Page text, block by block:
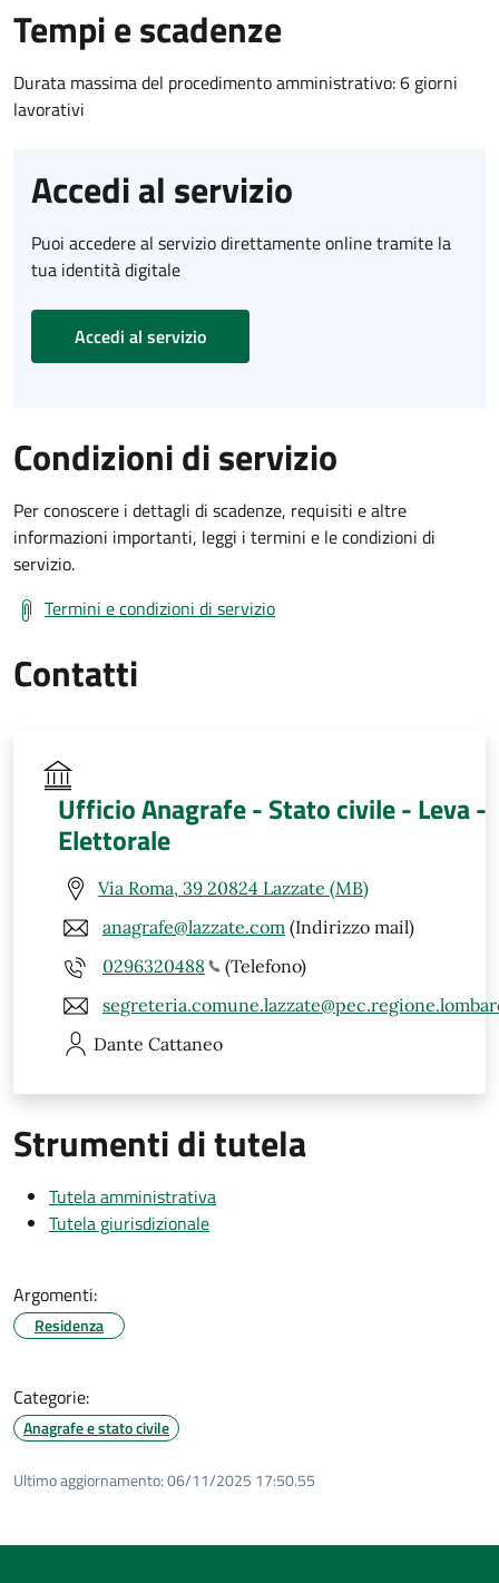
Tempi e scadenze
Durata massima del procedimento amministrativo: 6 giorni
lavorativi
Accedi al servizio
Puoi accedere al servizio direttamente online tramite la
tua identità digitale
Accedi al servizio
Condizioni di servizio
Per conoscere i dettagli di scadenze, requisiti e altre
informazioni importanti, leggi i termini e le condizioni di
servizio.
Termini e condizioni di servizio
Contatti
Ufficio Anagrafe - Stato civile - Leva -
Elettorale
Via Roma, 39 20824 Lazzate (MB)
anagrafe@lazzate.com (Indirizzo mail)
0296320488
(Telefono)
Dante Cattaneo
Strumenti di tutela
Tutela amministrativa
Tutela giurisdizionale
Argomenti:
Residenza
Categorie:
Anagrafe e stato civile
Ultimo aggiornamento:06/11/2025 17:50.55